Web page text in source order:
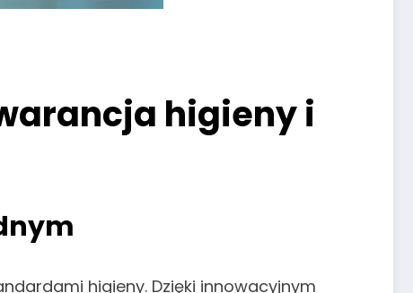
higieny i
higieny. Dzięki innowacyjnym